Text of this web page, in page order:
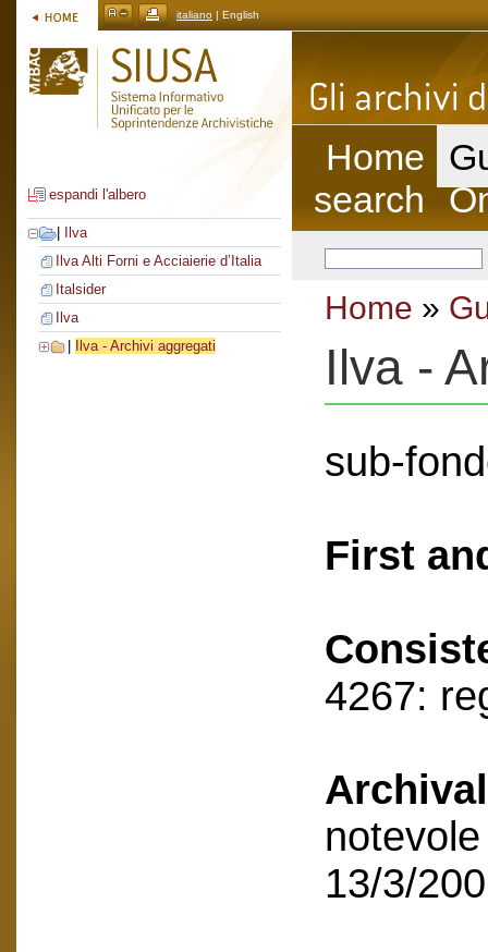
italiano | English
espandi l'albero
Ilva
Ilva Alti Forni e Acciaierie d’Italia
Italsider
Ilva
Ilva - Archivi aggregati
Home
search
Home »
Ilva -
sub-
First
4267:
13/3/